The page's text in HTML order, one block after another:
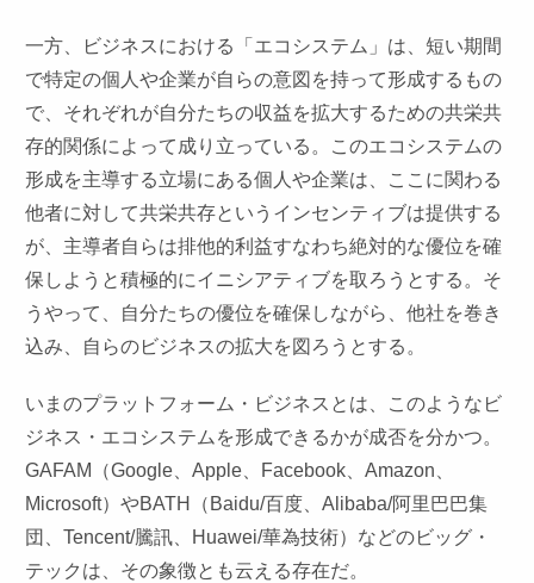
一方、ビジネスにおける「エコシステム」は、短い期間
で特定の個人や企業が自らの意図を持って形成するもの
で、それぞれが自分たちの収益を拡大するための共栄共
存的関係によって成り立っている。このエコシステムの
形成を主導する立場にある個人や企業は、ここに関わる
他者に対して共栄共存というインセンティブは提供する
が、主導者自らは排他的利益すなわち絶対的な優位を確
保しようと積極的にイニシアティブを取ろうとする。そ
うやって、自分たちの優位を確保しながら、他社を巻き
込み、自らのビジネスの拡大を図ろうとする。
いまのプラットフォーム・ビジネスとは、このようなビ
ジネス・エコシステムを形成できるかが成否を分かつ。
GAFAM（Google、Apple、Facebook、Amazon、
Microsoft）やBATH（Baidu/百度、Alibaba/阿里巴巴集
団、Tencent/騰訊、Huawei/華為技術）などのビッグ・
テックは、その象徴とも云える存在だ。